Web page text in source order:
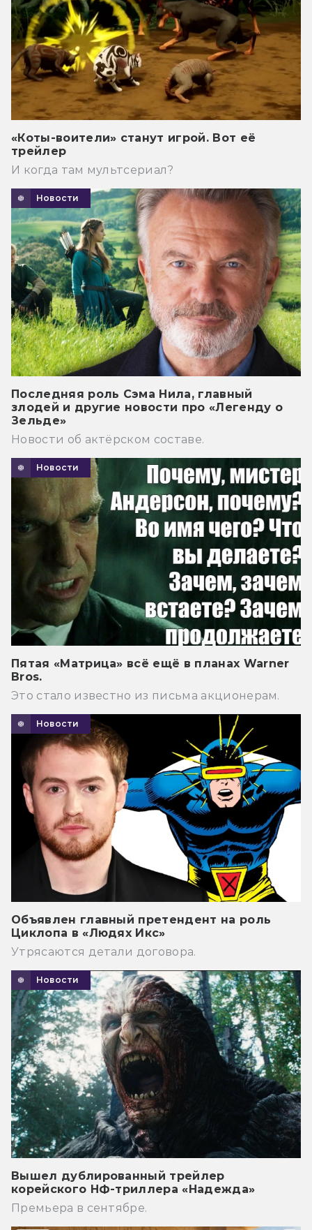
«Коты-воители» станут игрой. Вот её
трейлер
И когда там мультсериал?
Новости
Последняя роль Сэма Нила, главный
злодей и другие новости про «Легенду о
Зельде»
Новости об актёрском составе.
Новости
Пятая «Матрица» всё ещё в планах Warner
Bros.
Это стало известно из письма акционерам.
Новости
Объявлен главный претендент на роль
Циклопа в «Людях Икс»
Утрясаются детали договора.
Новости
Вышел дублированный трейлер
корейского НФ-триллера «Надежда»
Премьера в сентябре.